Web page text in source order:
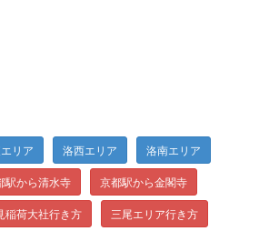
リア 洛西エリア 洛南エリア
駅から清水寺 京都駅から金閣寺
稲荷大社行き方 三尾エリア行き方